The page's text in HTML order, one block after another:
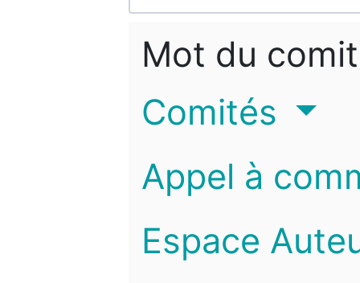
Mot du
Comités
Appel à
Espace